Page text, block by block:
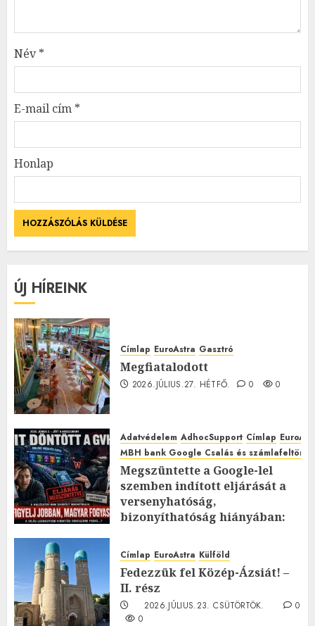
Név*
E-mail cím *
Honlap
ÚJ HÍREINK
Címlap EuroAstra Gasztró
Megfiatalodott
2026.JÚLIUS.27. HÉTFŐ. 0 0
Adatvédelem AdhocSupport Címlap
MBH bank Google Csalás és
Megszüntette a Google-lel
szemben indított eljárását a
versenyhatóság,
bizonyíthatóság hiányában:
2026.JÚLIUS.23. CSÜTÖRTÖK.
0
Címlap EuroAstra Külföld
Fedezzük fel Közép-Ázsiát! –
II. rész
2026.JÚLIUS.23. CSÜTÖRTÖK.
0
0